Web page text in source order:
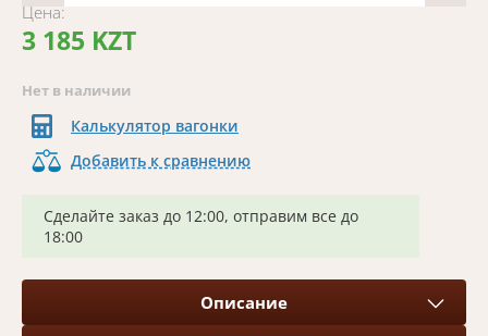
Цена:
3 185 KZT
Нет в наличии
Калькулятор вагонки
Добавить к сравнению
Сделайте заказ до 12:00, отправим все до
18:00
Описание